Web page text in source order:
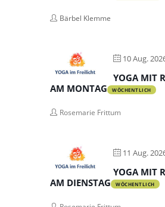
Bärbel Klemme
10 Aug.
YOGA MIT
AM MONTAG
WÖCHENTLICH
Rosemarie Frittum
11 Aug.
YOGA MIT
AM DIENSTAG
WÖCHENTLICH